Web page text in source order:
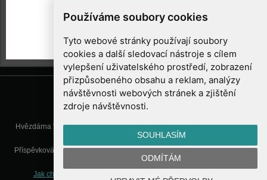
Používáme soubory cookies
Tyto webové stránky používají soubory
cookies a další sledovací nástroje s cílem
vylepšení uživatelského prostředí, zobrazení
přizpůsobeného obsahu a reklam, analýzy
návštěvnosti webových stránek a zjištění
zdroje návštěvnosti.
SOUHLASÍM
ODMÍTÁM
TECHNIKA A KOSMICKÉ
TECHNOLOGIE
Hvězdárna Valašské Meziříčí, příspěvková organizace, Vsetínská 78, 757
01 Valašské Meziříčí
Příspěvková organizace Zlínského kraje. Telefon:571 611 928, Mobil:777
info@astrovm.cz
Jak chráníme Vaše osobní údaje